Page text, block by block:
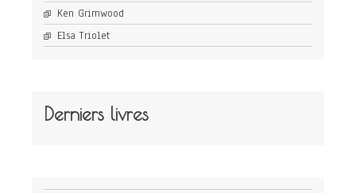
Ken Grimwood
Elsa Triolet
Derniers livres